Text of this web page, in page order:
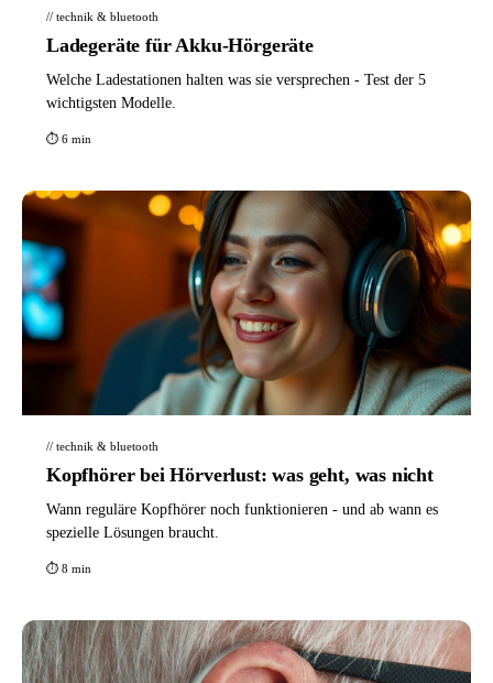
// technik & bluetooth
Ladegeräte für Akku-Hörgeräte
Welche Ladestationen halten was sie versprechen - Test der 5
wichtigsten Modelle.
⏱ 6 min
// technik & bluetooth
Kopfhörer bei Hörverlust: was geht, was nicht
Wann reguläre Kopfhörer noch funktionieren - und ab wann es
spezielle Lösungen braucht.
⏱ 8 min